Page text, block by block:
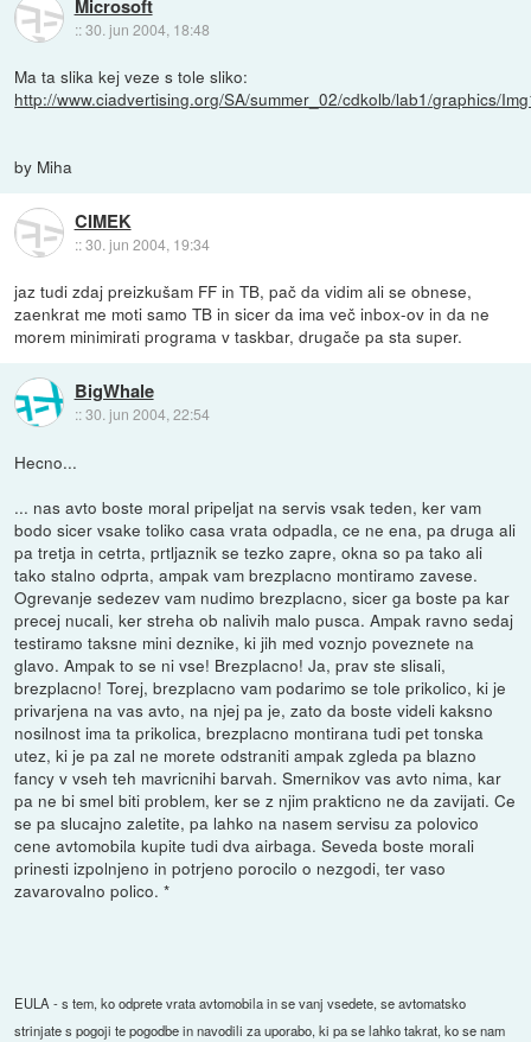
Microsoft
::30. jun 2004, 18:48
Ma ta slika kej veze s tole sliko:
http://www.ciadvertising.org/SA/summer_02/cdkolb/lab1/graphics/
by Miha
CIMEK
::30. jun 2004, 19:34
jaz tudi zdaj preizkušam FF in TB, pač da vidim ali se obnese,
zaenkrat me moti samo TB in sicer da ima več inbox-ov in da ne
morem minimirati programa v taskbar, drugače pa sta super.
BigWhale
::30. jun 2004, 22:54
Hecno...
... nas avto boste moral pripeljat na servis vsak teden, ker vam
bodo sicer vsake toliko casa vrata odpadla, ce ne ena, pa druga ali
pa tretja in cetrta, prtljaznik se tezko zapre, okna so pa tako ali
tako stalno odprta, ampak vam brezplacno montiramo zavese.
Ogrevanje sedezev vam nudimo brezplacno, sicer ga boste pa kar
precej nucali, ker streha ob nalivih malo pusca. Ampak ravno sedaj
testiramo taksne mini deznike, ki jih med voznjo poveznete na
glavo. Ampak to se ni vse! Brezplacno! Ja, prav ste slisali,
brezplacno! Torej, brezplacno vam podarimo se tole prikolico, ki je
privarjena na vas avto, na njej pa je, zato da boste videli kaksno
nosilnost ima ta prikolica, brezplacno montirana tudi pet tonska
utez, ki je pa zal ne morete odstraniti ampak zgleda pa blazno
fancy v vseh teh mavricnihi barvah. Smernikov vas avto nima, kar
pa ne bi smel biti problem, ker se z njim prakticno ne da zavijati. Ce
se pa slucajno zaletite, pa lahko na nasem servisu za polovico
cene avtomobila kupite tudi dva airbaga. Seveda boste morali
prinesti izpolnjeno in potrjeno porocilo o nezgodi, ter vaso
zavarovalno polico. *
EULA - s tem, ko odprete vrata avtomobila in se vanj vsedete, se avtomatsko
strinjate s pogoji te pogodbe in navodili za uporabo, ki pa se lahko takrat, ko se nam